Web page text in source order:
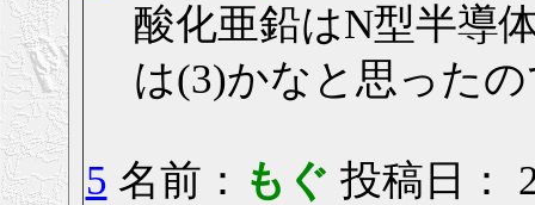
酸化亜鉛はN型半導
は(3)かなと思った
5 名前： もぐ 投稿日：